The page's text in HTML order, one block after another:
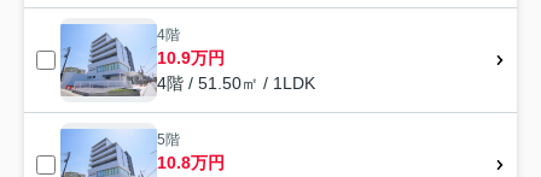
4階
10.9万円
4階 / 51.50㎡ / 1LDK
5階
10.8万円